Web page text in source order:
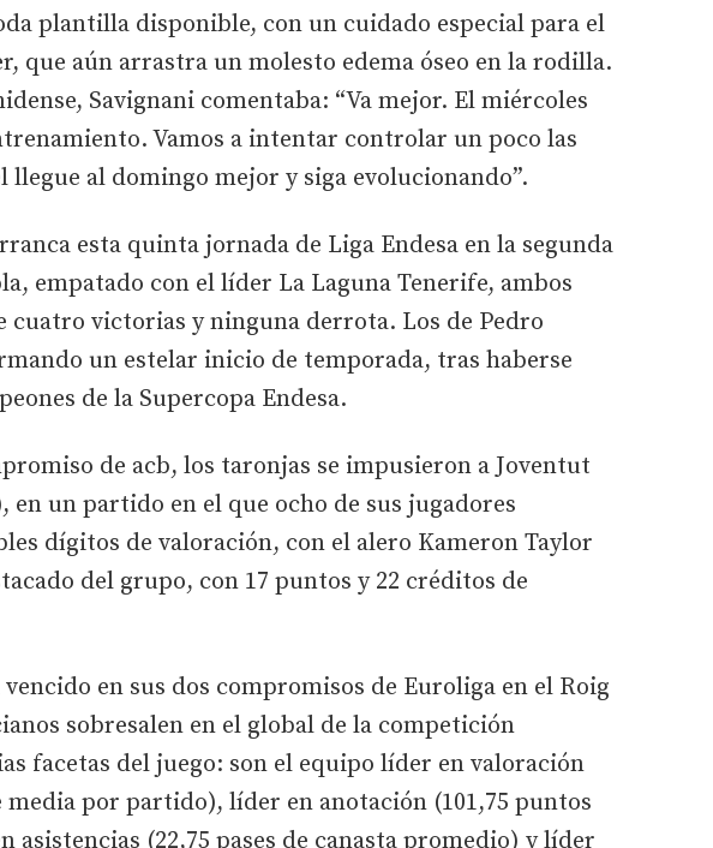
plantilla disponible, con un cuidado especial para el
que aún arrastra un molesto edema óseo en la rodilla.
Savignani comentaba: “Va mejor. El miércoles
Vamos a intentar controlar un poco las
llegue al domingo mejor y siga evolucionando”.
esta quinta jornada de Liga Endesa en la segunda
empatado con el líder La Laguna Tenerife, ambos
cuatro victorias y ninguna derrota. Los de Pedro
un estelar inicio de temporada, tras haberse
de la Supercopa Endesa.
de acb, los taronjas se impusieron a Joventut
en un partido en el que ocho de sus jugadores
dígitos de valoración, con el alero Kameron Taylor
del grupo, con 17 puntos y 22 créditos de
vencido en sus dos compromisos de Euroliga en el Roig
sobresalen en el global de la competición
facetas del juego: son el equipo líder en valoración
media por partido), líder en anotación (101,75 puntos
asistencias (22,75 pases de canasta promedio) y líder